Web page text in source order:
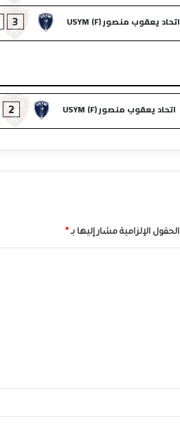
اتحاد يعقوب منصور (F) USYM 3
اتحاد يعقوب منصور (F) USYM 2
الحقول الإلزامية مشار إليها بـ *